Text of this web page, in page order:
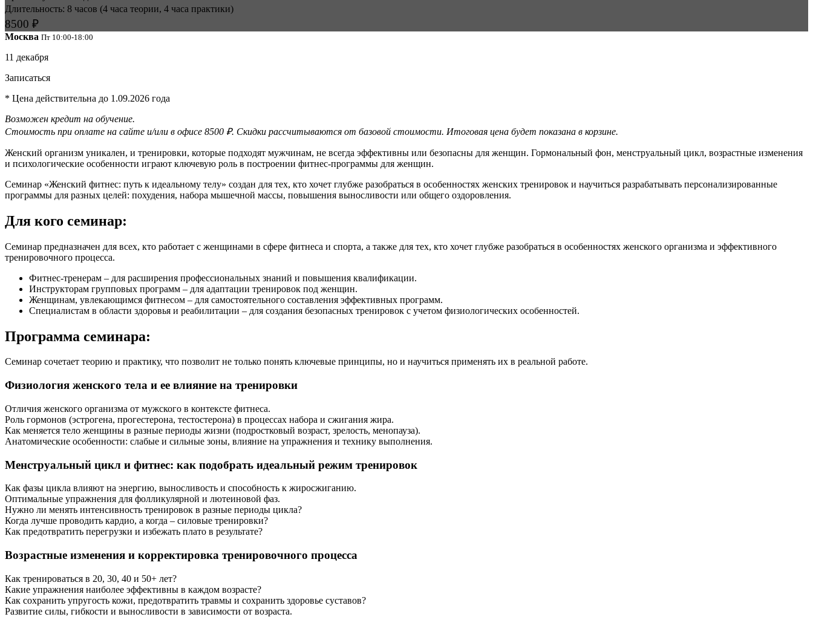
Длительность: 8 часов (4 часа теории, 4 часа практики)
8500 ₽
Москва Пт 10:00-18:00
11 декабря
Записаться
* Цена действительна до 1.09.2026 года
Возможен кредит на обучение.
Стоимость при оплате на сайте и/или в офисе 8500 ₽. Скидки рассчитываются от базовой стоимости. Итоговая цена будет показана в корзине.
Женский организм уникален, и тренировки, которые подходят мужчинам, не всегда эффективны или безопасны для женщин. Гормональный фон, менструальный цикл, возрастные изменения
и психологические особенности играют ключевую роль в построении фитнес-программы для женщин.
Семинар «Женский фитнес: путь к идеальному телу» создан для тех, кто хочет глубже разобраться в особенностях женских тренировок и научиться разрабатывать персонализированные
программы для разных целей: похудения, набора мышечной массы, повышения выносливости или общего оздоровления.
Для кого семинар:
Семинар предназначен для всех, кто работает с женщинами в сфере фитнеса и спорта, а также для тех, кто хочет глубже разобраться в особенностях женского организма и эффективного
тренировочного процесса.
Фитнес-тренерам – для расширения профессиональных знаний и повышения квалификации.
Инструкторам групповых программ – для адаптации тренировок под женщин.
Женщинам, увлекающимся фитнесом – для самостоятельного составления эффективных программ.
Специалистам в области здоровья и реабилитации – для создания безопасных тренировок с учетом физиологи­ческих особенностей.
Программа семинара:
Семинар сочетает теорию и практику, что позволит не только понять ключевые принципы, но и научиться применять их в реальной работе.
Физиологи­я женского тела и ее влияние на тренировки
Отличия женского организма от мужского в контексте фитнеса.
Роль гормонов (эстрогена, прогестерона, тестостерона) в процессах набора и сжигания жира.
Как меняется тело женщины в разные периоды жизни (подростковый возраст, зрелость, менопауза).
Анатомические особенности: слабые и сильные зоны, влияние на упражнения и технику выполнения.
Менструальный цикл и фитнес: как подобрать идеальный режим тренировок
Как фазы цикла влияют на энергию, выносливость и способность к жиросжи­ганию.
Оптимальные упражнения для фолликулярной и лютеиновой фаз.
Нужно ли менять интенсивность тренировок в разные периоды цикла?
Когда лучше проводить кардио, а когда – силовые тренировки?
Как предотвратить перегрузки и избежать плато в результате?
Возрастные изменения и корректировка тренировочного процесса
Как тренироваться в 20, 30, 40 и 50+ лет?
Какие упражнения наиболее эффективны в каждом возрасте?
Как сохранить упругость кожи, предотвратить травмы и сохранить здоровье суставов?
Развитие силы, гибкости и выносливости в зависимости от возраста.